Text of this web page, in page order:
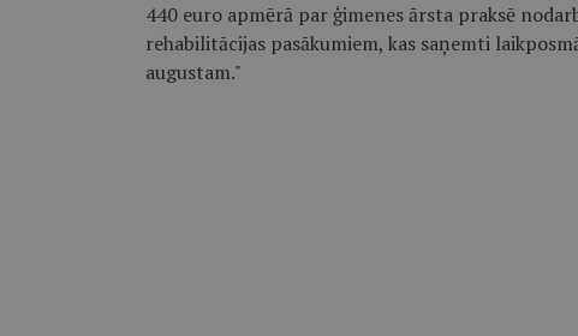
440 euro apmērā par ģimenes ārsta praksē
rehabilitācijas pasākumiem, kas saņemti
augustam."